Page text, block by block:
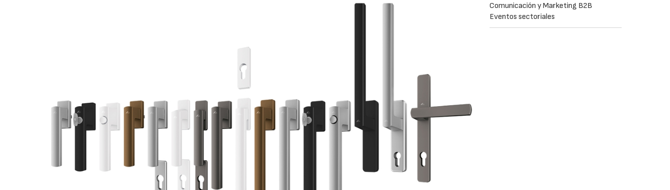
Comunicación y Marketing B2B
Eventos sectoriales